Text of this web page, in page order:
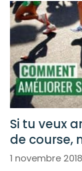
Si tu veux
de course,
1 novembre 2018